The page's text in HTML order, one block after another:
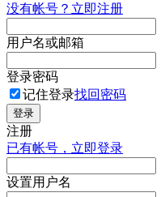
没有帐号？立即注册
用户名或邮箱
登录密码
记住登录找回密码
登录
注册
已有帐号，立即登录
设置用户名